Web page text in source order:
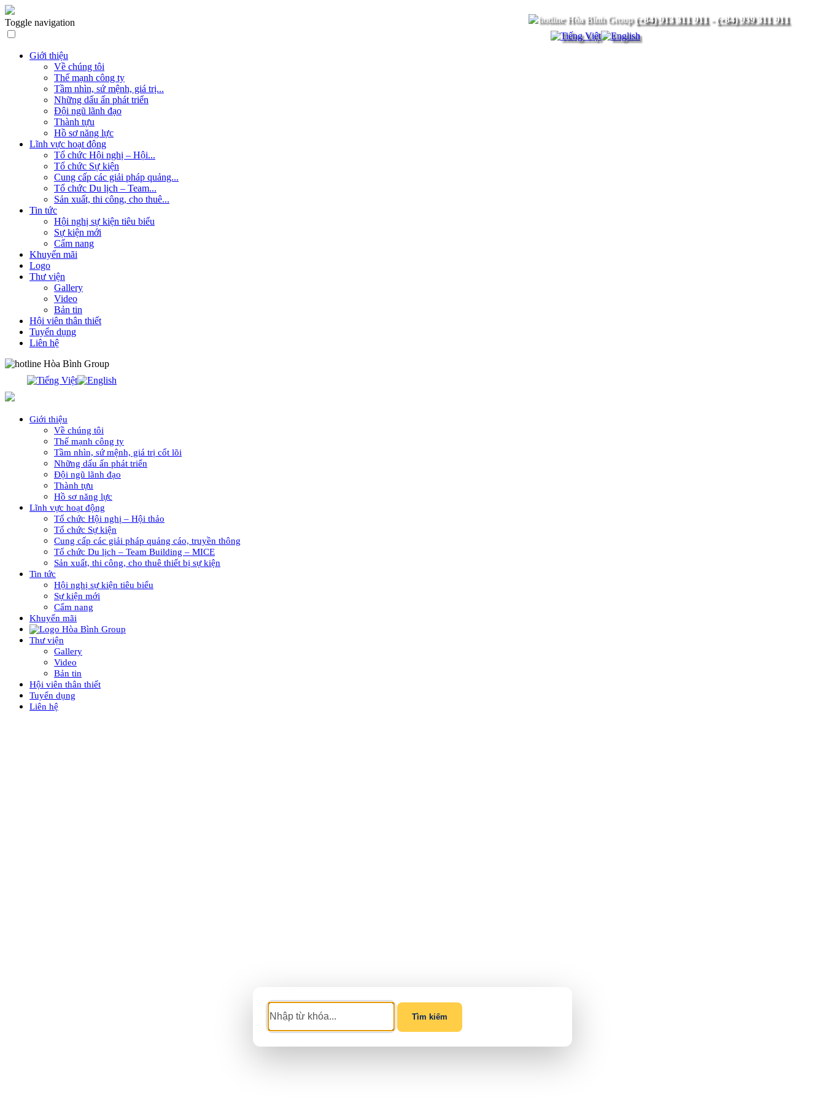
(+84) 913 311 911- (+84) 939 311 911
Toggle navigation
Giới thiệu
Về chúng tôi
Thế mạnh công ty
Tầm nhìn, sứ mệnh, giá trị...
Những dấu ấn phát triển
Đội ngũ lãnh đạo
Thành tựu
Hồ sơ năng lực
Lĩnh vực hoạt động
Tổ chức Hội nghị – Hội...
Tổ chức Sự kiện
Cung cấp các giải pháp quảng...
Tổ chức Du lịch – Team...
Sản xuất, thi công, cho thuê...
Tin tức
Hội nghị sự kiện tiêu biểu
Sự kiện mới
Cẩm nang
Khuyến mãi
Logo
Thư viện
Gallery
Video
Bản tin
Hội viên thân thiết
Tuyển dụng
Liên hệ
Giới thiệu
Về chúng tôi
Thế mạnh công ty
Tầm nhìn, sứ mệnh, giá trị cốt lõi
Những dấu ấn phát triển
Đội ngũ lãnh đạo
Thành tựu
Hồ sơ năng lực
Lĩnh vực hoạt động
Tổ chức Hội nghị – Hội thảo
Tổ chức Sự kiện
Cung cấp các giải pháp quảng cáo, truyền thông
Tổ chức Du lịch – Team Building – MICE
Sản xuất, thi công, cho thuê thiết bị sự kiện
Tin tức
Hội nghị sự kiện tiêu biểu
Sự kiện mới
Cẩm nang
Khuyến mãi
Thư viện
Gallery
Video
Bản tin
Hội viên thân thiết
Tuyển dụng
Liên hệ
Tìm kiếm